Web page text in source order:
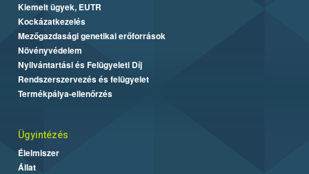
Kiemelt ügyek, EUTR
Kockázatkezelés
Mezőgazdasági genetikai erőforrások
Növényvédelem
Nyilvántartási és Felügyeleti Díj
Rendszerszervezés és felügyelet
Termékpálya-ellenőrzés
Ügyintézés
Élelmiszer
Állat